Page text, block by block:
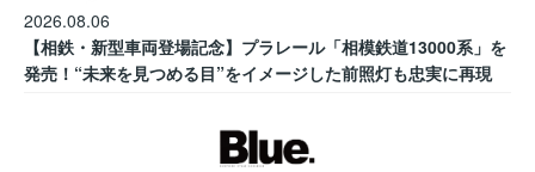
2026.08.06
【相鉄・新型車両登場記念】プラレール「相模鉄道13000系」を
発売！“未来を見つめる目”をイメージした前照灯も忠実に再現